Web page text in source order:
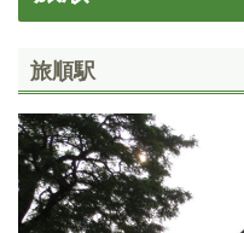
旅順駅